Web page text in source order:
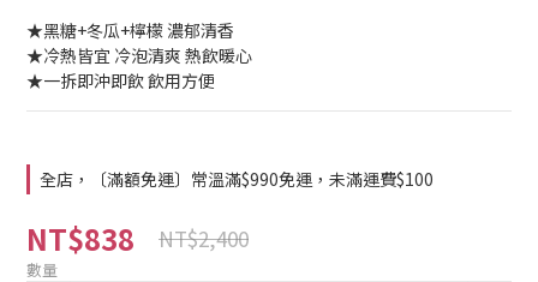
★黑糖+冬瓜+檸檬 濃郁清香
★冷熱皆宜 冷泡清爽 熱飲暖心
★一拆即沖即飲 飲用方便
全店，〔滿額免運〕常溫滿$990免運，未滿運費$100
NT$838 NT$2,400
數量